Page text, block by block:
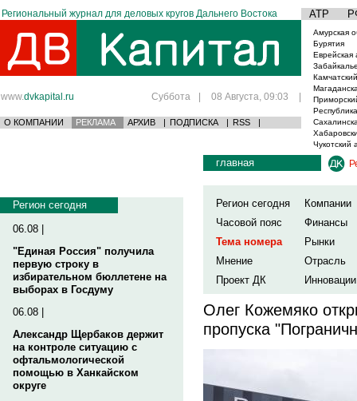
Региональный журнал для деловых кругов Дальнего Востока АТР
www.dvkapital.ru Суббота | 08 Августа, 09:03 |
О КОМПАНИИ РЕКЛАМА АРХИВ | ПОДПИСКА | RSS |
Амурская
Бурятия
Еврейская
Чукотский
Регион сегодня
06.08 |
"Единая Россия" получила
первую строку в
избирательном бюллетене на
выборах в Госдуму
06.08 |
Александр Щербаков держит
на контроле ситуацию с
офтальмологической
помощью в Ханкайском
округе
главная
Регион сегодня
Компании
Часовой пояс
Финансы
Тема номера
Рынки
Мнение
Отрасль
Проект ДК
Инновации
Олег Кожемяко
пропуска